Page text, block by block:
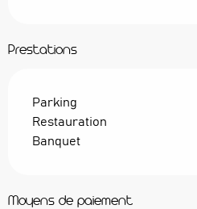
Prestations
Parking
Restauration
Banquet
Moyens de paiement